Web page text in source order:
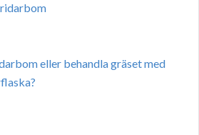
eller behandla gräset med